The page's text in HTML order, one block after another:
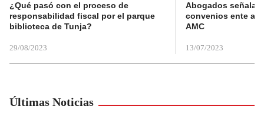
¿Qué pasó con el proceso de
responsabilidad fiscal por el parque
biblioteca de Tunja?
29/08/2023
Abogados
convenios ente
AMC
13/07/2023
Últimas Noticias